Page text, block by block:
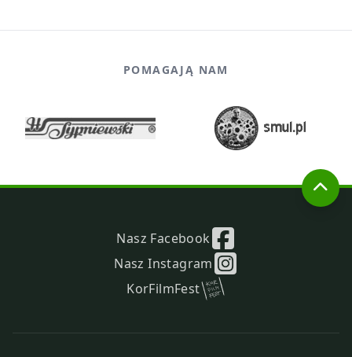
POMAGAJĄ NAM
Nasz Facebook
Nasz Instagram
KorFilmFest